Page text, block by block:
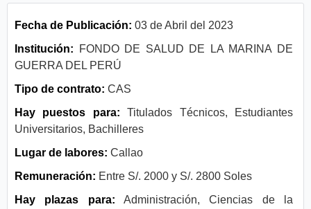
Fecha de Publicación: 03 de Abril del 2023
Institución: FONDO DE SALUD DE LA MARINA DE
GUERRA DEL PERÚ
Tipo de contrato: CAS
Hay puestos para:Titulados Técnicos, Estudiantes
Universitarios, Bachilleres
Lugar de labores: Callao
Remuneración: Entre S/. 2000 y S/. 2800 Soles
Hay plazas para: Administración, Ciencias de la